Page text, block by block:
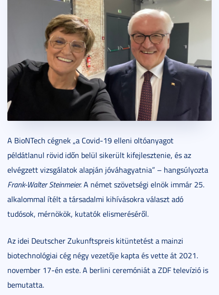
A BioNTech cégnek „a Covid-19 elleni oltóanyagot
példátlanul rövid időn belül sikerült kifejlesztenie, és az
elvégzett vizsgálatok alapján jóváhagyatnia” – hangsúlyozta
Frank-Walter Steinmeier.A német szövetségi elnök immár 25.
alkalommal ítélt a társadalmi kihívásokra választ adó
tudósok, mérnökök, kutatók elismeréséről.
Az idei Deutscher Zukunftspreis kitüntetést a mainzi
biotechnológiai cég négy vezetője kapta és vette át 2021.
november 17-én este. A berlini ceremóniát a ZDF televízió is
bemutatta.